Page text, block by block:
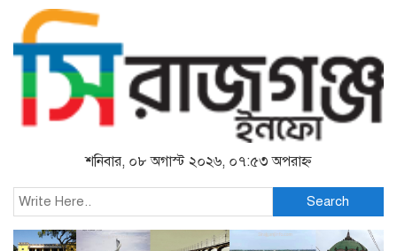
শনিবার, ০৮ অগাস্ট ২০২৬, ০৭:৫৩ অপরাহ্ন
Search